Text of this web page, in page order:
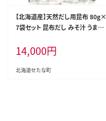
【北海道産】天然だし用昆布 80g×
7袋セット 昆布だし みそ汁 うま味
たな町 ふるさと納税
14,000円
北海道せたな町